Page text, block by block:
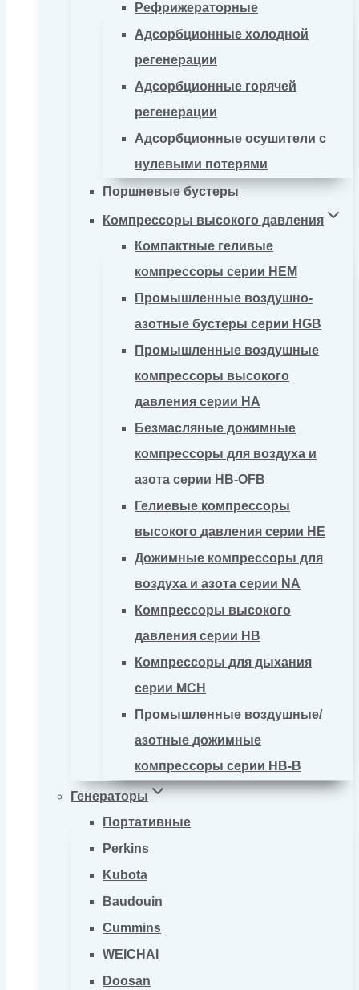
Рефрижераторные
Адсорбционные холодной
регенерации
Адсорбционные горячей
регенерации
Адсорбционные осушители с
нулевыми потерями
Поршневые бустеры
Компрессоры высокого давления
Компактные геливые
компрессоры серии HEM
Промышленные воздушно-
азотные бустеры серии HGB
Промышленные воздушные
компрессоры высокого
давления серии HA
Безмасляные дожимные
компрессоры для воздуха и
азота серии HB-OFB
Гелиевые компрессоры
высокого давления серии HE
Дожимные компрессоры для
воздуха и азота серии NA
Компрессоры высокого
давления серии HB
Компрессоры для дыхания
серии MCH
Промышленные воздушные/
азотные дожимные
компрессоры серии HB-B
Генераторы
Портативные
Perkins
Kubota
Baudouin
Cummins
WEICHAI
Doosan